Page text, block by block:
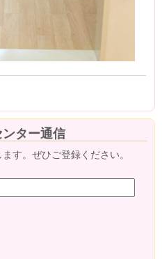
ター通信
す。ぜひご登録ください。